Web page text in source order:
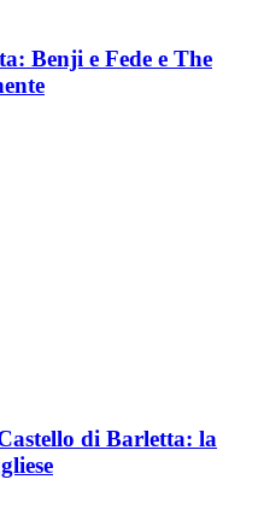
Benji e Fede e The
di Barletta: la